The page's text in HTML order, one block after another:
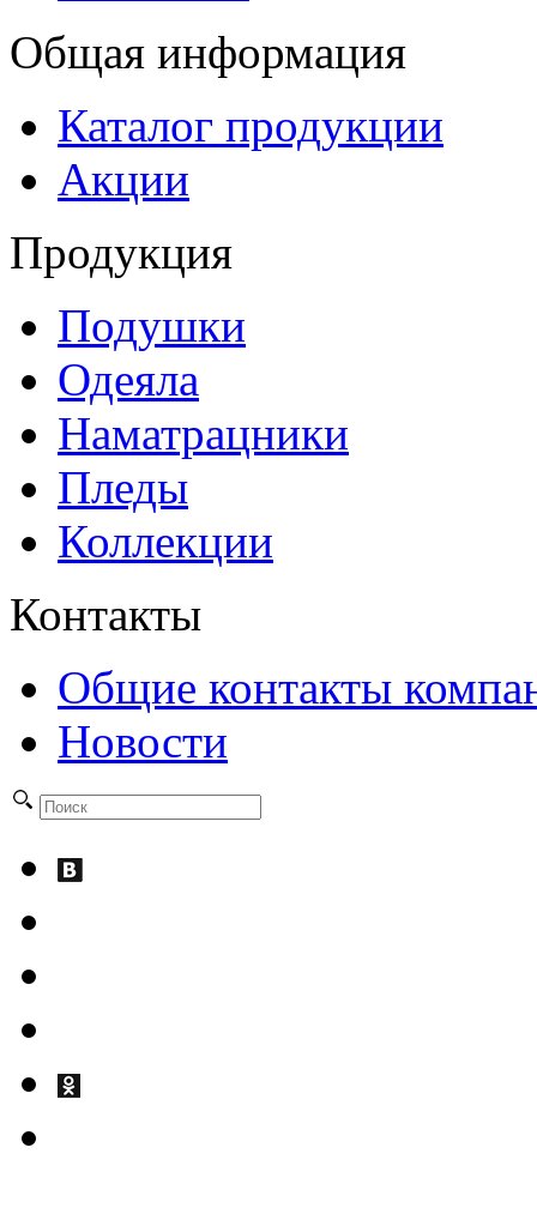
Общая информация
Каталог продукции
Акции
Продукция
Подушки
Одеяла
Наматрацники
Пледы
Коллекции
Контакты
Общие контакты
Новости